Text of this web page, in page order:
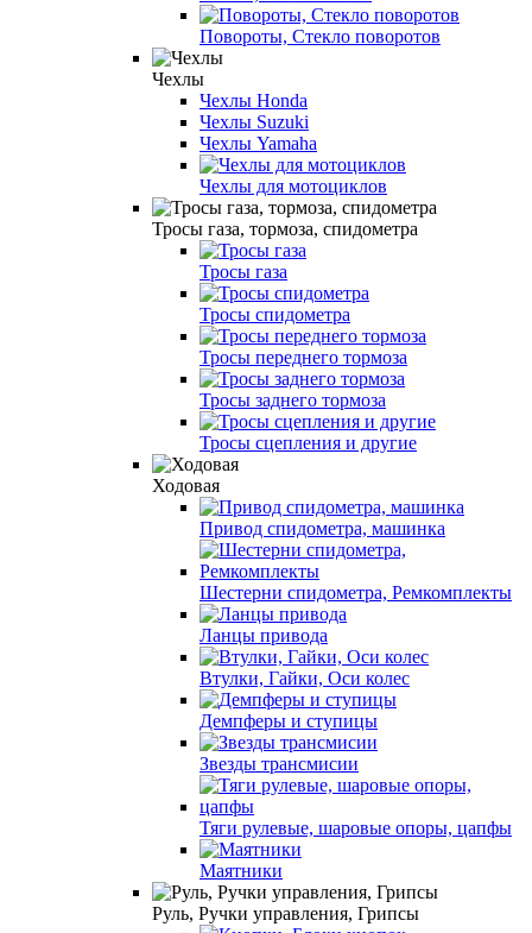
Повороты, Стекло поворотов
Чехлы
Чехлы Honda
Чехлы Suzuki
Чехлы Yamaha
Чехлы для мотоциклов
Тросы газа, тормоза, спидометра
Тросы газа
Тросы спидометра
Тросы переднего тормоза
Тросы заднего тормоза
Тросы сцепления и другие
Ходовая
Привод спидометра, машинка
Шестерни спидометра, Ремкомплекты
Ланцы привода
Втулки, Гайки, Оси колес
Демпферы и ступицы
Звезды трансмисии
Тяги рулевые, шаровые опоры, цапфы
Маятники
Руль, Ручки управления, Грипсы